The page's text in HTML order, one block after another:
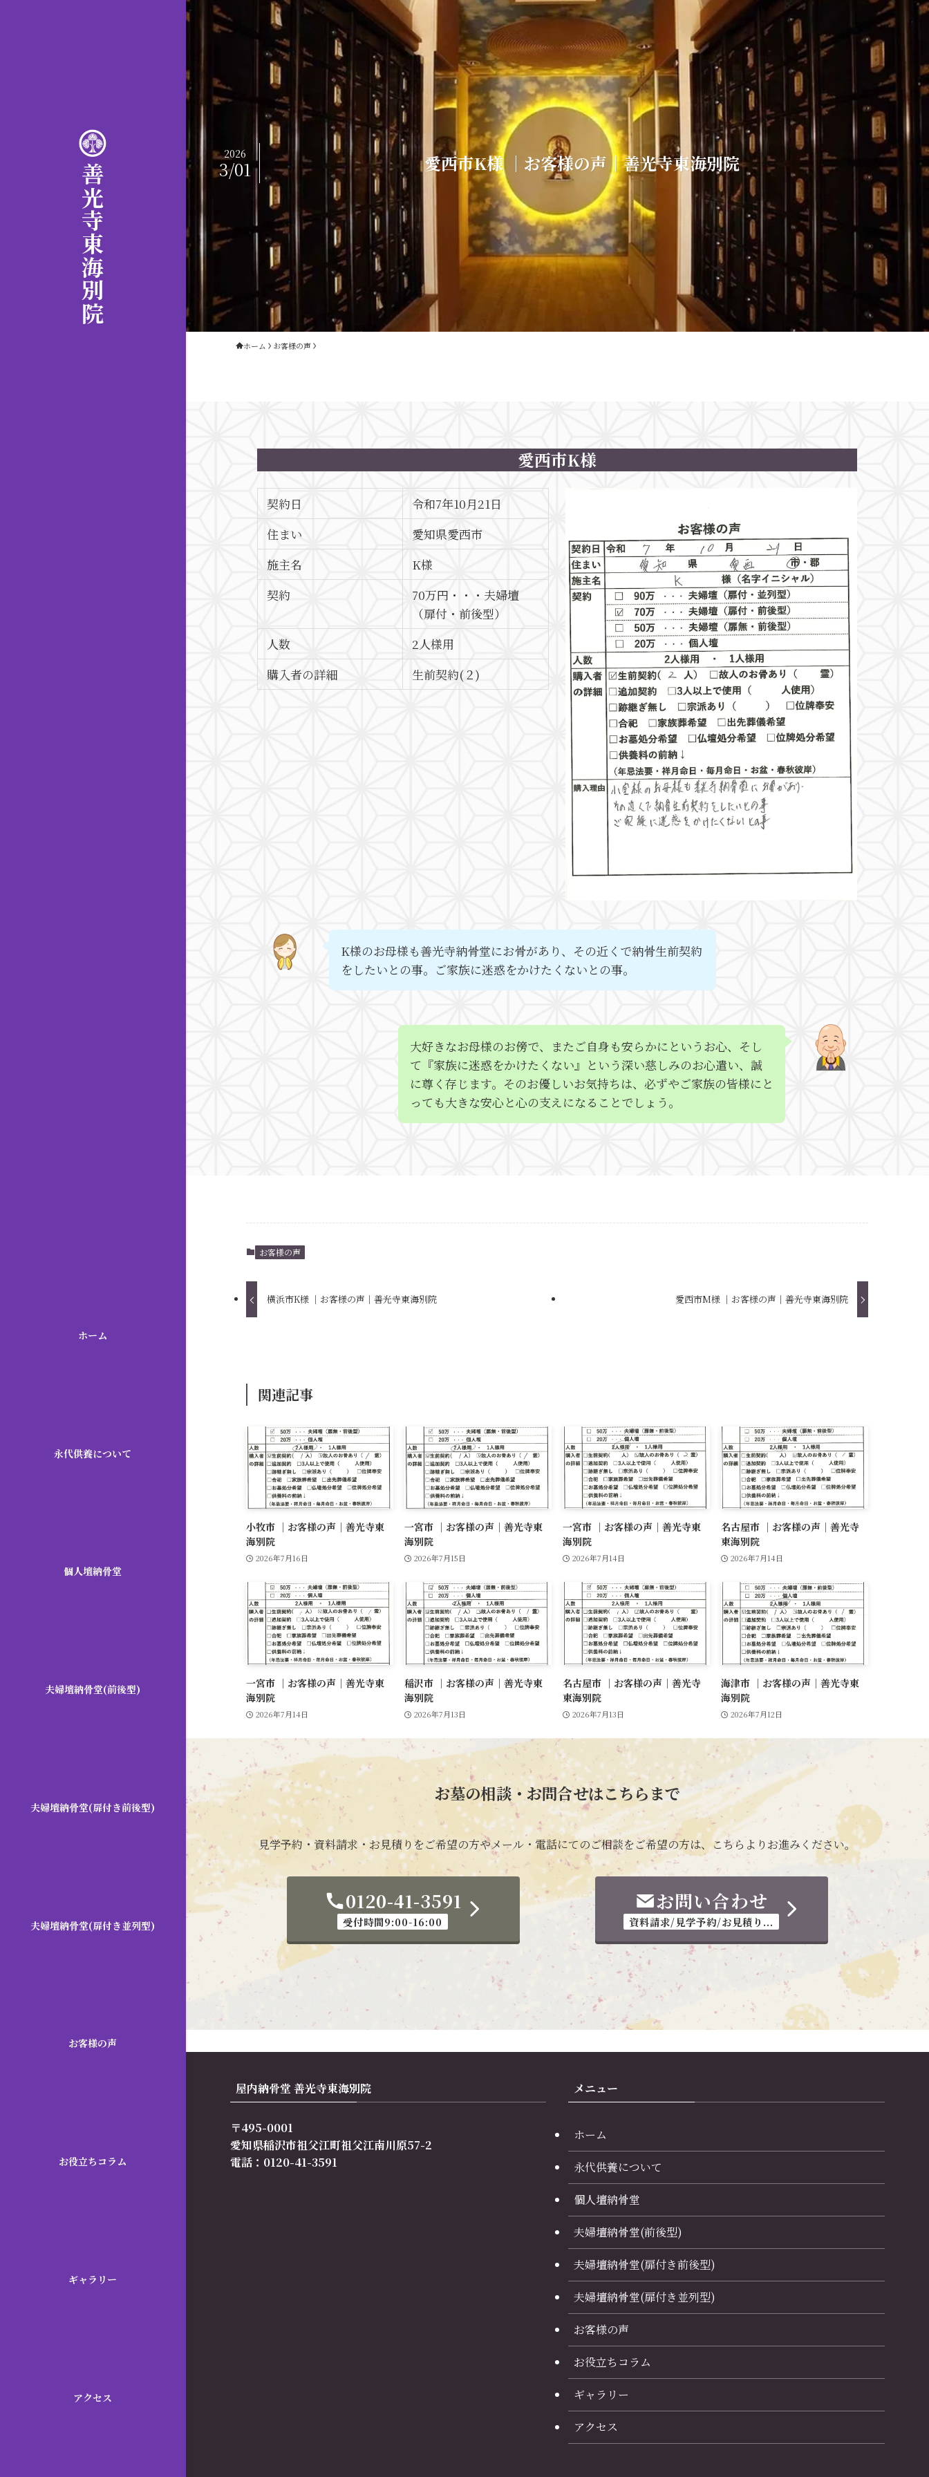
善光寺東海別院
ホーム
永代供養について
個人壇納骨堂
夫婦壇納骨堂(前後型)
夫婦壇納骨堂(扉付き前後型)
夫婦壇納骨堂(扉付き並列型)
お客様の声
お役立ちコラム
ギャラリー
アクセス
愛西市K様 ｜お客様の声｜善光寺東海別院
2026
3/01
ホーム お客様の声
愛西市K様
契約日
令和7年10月21日
住まい
愛知県愛西市
施主名
K様
契約
70万円・・・夫婦壇
（扉付・前後型）
人数
2人様用
購入者の詳細
生前契約(２)
K様のお母様も善光寺納骨堂にお骨があり、その近くで納骨生前契約
をしたいとの事。ご家族に迷惑をかけたくないとの事。
大好きなお母様のお傍で、またご自身も安らかにというお心、そし
て『家族に迷惑をかけたくない』という深い慈しみのお心遣い、誠
に尊く存じます。そのお優しいお気持ちは、必ずやご家族の皆様にと
っても大きな安心と心の支えになることでしょう。
お客様の声
横浜市K様 ｜お客様の声｜善光寺東海別院 愛西市M様 ｜お客様の声｜善光寺東海別院
関連記事
小牧市 ｜お客様の声｜善光寺東
海別院
2026年7月16日
一宮市 ｜お客様の声｜善光寺東
海別院
2026年7月15日
一宮市 ｜お客様の声｜善光寺東
海別院
2026年7月14日
名古屋市 ｜お客様の声｜善光寺
東海別院
2026年7月14日
一宮市 ｜お客様の声｜善光寺東
海別院
2026年7月14日
稲沢市 ｜お客様の声｜善光寺東
海別院
2026年7月13日
名古屋市 ｜お客様の声｜善光寺
東海別院
2026年7月13日
海津市 ｜お客様の声｜善光寺東
海別院
2026年7月12日
お墓の相談・お問合せはこちらまで
見学予約・資料請求・お見積りをご希望の方やメール・電話にてのご相談をご希望の方は、こちらよりお進みください。
0120-41-3591
受付時間9:00-16:00
お問い合わせ
資料請求/見学予約/お見積り...
屋内納骨堂 善光寺東海別院
〒495-0001
愛知県稲沢市祖父江町祖父江南川原57-2
電話：0120-41-3591
メニュー
ホーム
永代供養について
個人壇納骨堂
夫婦壇納骨堂(前後型)
夫婦壇納骨堂(扉付き前後型)
夫婦壇納骨堂(扉付き並列型)
お客様の声
お役立ちコラム
ギャラリー
アクセス